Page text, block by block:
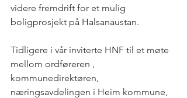
videre fremdrift for et mulig
boligprosjekt på Halsanaustan.
Tidligere i vår inviterte HNF til et møte
mellom ordføreren ,
kommunedirektøren,
næringsavdelingen i Heim kommune,